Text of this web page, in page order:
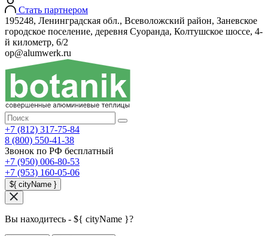
Стать партнером
195248, Ленинградская обл., Всеволожский район, Заневское
городское поселение, деревня Суоранда, Колтушское шоссе, 4-
й километр, 6/2
op@alumwerk.ru
+7 (812) 317-75-84
8 (800) 550-41-38
Звонок по РФ бесплатный
+7 (950) 006-80-53
+7 (953) 160-05-06
${ cityName }
Вы находитесь - ${ cityName }?